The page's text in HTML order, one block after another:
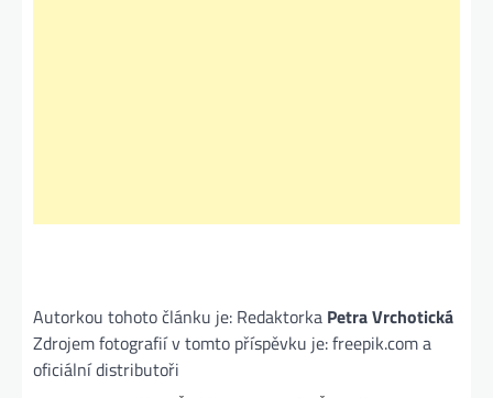
Autorkou tohoto článku je: Redaktorka Petra Vrchotická
Zdrojem fotografií v tomto příspěvku je: freepik.com a
oficiální distributoři